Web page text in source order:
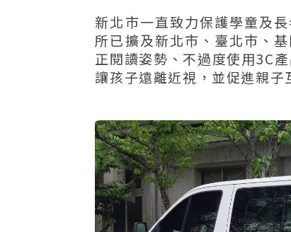
新北市一直致力保護學童及
所已擴及新北市、臺北市、
正閱讀姿勢、不過度使用3C
讓孩子遠離近視，並促進親子